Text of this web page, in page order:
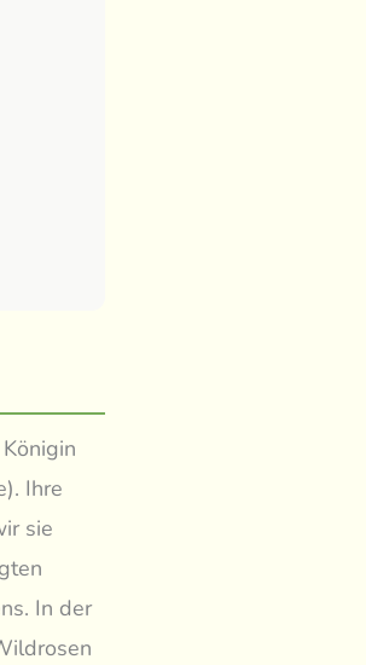
Ihre
sie
In der